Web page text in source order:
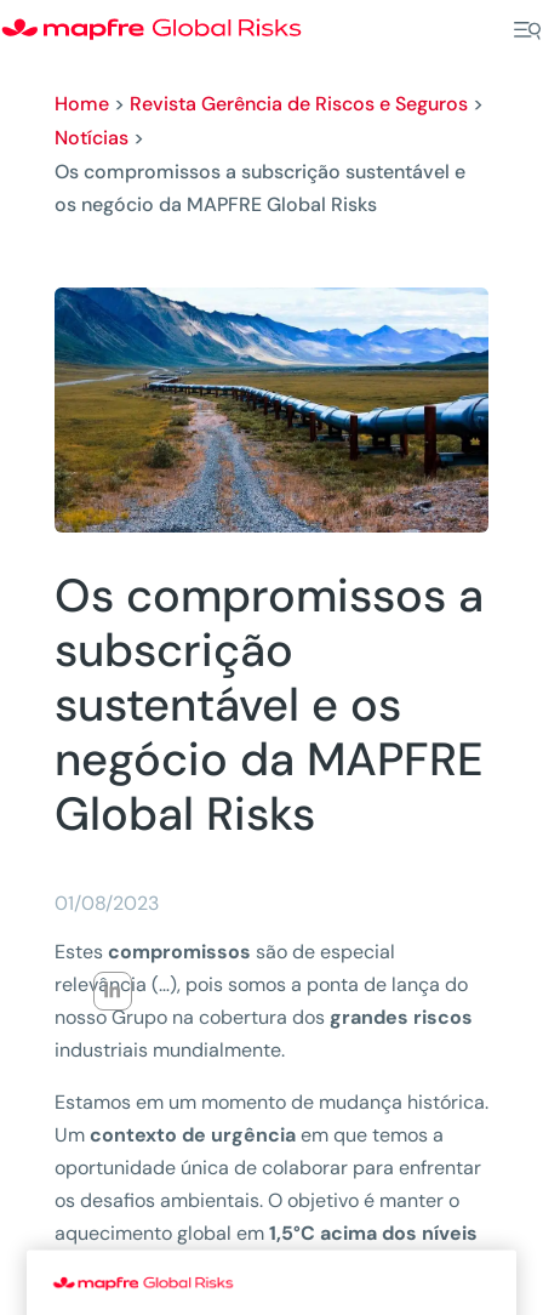
Home> Revista Gerência de Riscos e Seguros>
Notícias>
Os compromissos a subscrição sustentável e
os negócio da MAPFRE Global Risks
Os compromissos a
subscrição
sustentável e os
negócio da MAPFRE
Global Risks
01/08/2023
Estescompromissos são de especial
relevância (…), pois somos a ponta de lança do
nosso Grupo na cobertura dos grandes riscos
industriais mundialmente.
Estamos em um momento de mudança histórica.
Umcontexto de urgênciaem que temos a
oportunidade única de colaborar para enfrentar
os desafios ambientais. O objetivo é manter o
aquecimento global em1,5°C acima dos níveis
consideram necessário para evitar os piores